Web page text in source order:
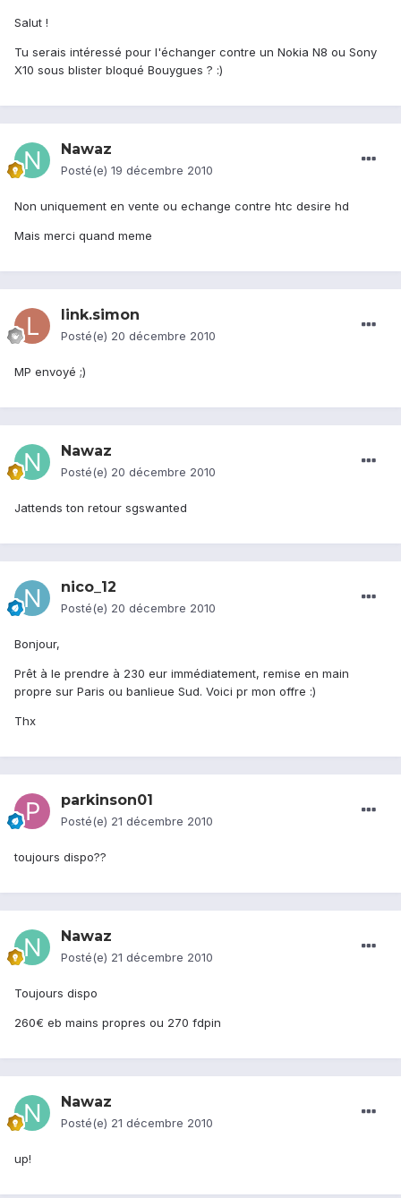
Salut !
Tu serais intéressé pour l'échanger contre un Nokia N8 ou Sony
X10 sous blister bloqué Bouygues ? :)
Nawaz
Posté(e) 19 décembre 2010
Non uniquement en vente ou echange contre htc desire hd
Mais merci quand meme
link.simon
Posté(e) 20 décembre 2010
MP envoyé ;)
Nawaz
Posté(e) 20 décembre 2010
Jattends ton retour sgswanted
nico_12
Posté(e) 20 décembre 2010
Bonjour,
Prêt à le prendre à 230 eur immédiatement, remise en main
propre sur Paris ou banlieue Sud. Voici pr mon offre :)
Thx
parkinson01
Posté(e) 21 décembre 2010
toujours dispo??
Nawaz
Posté(e) 21 décembre 2010
Toujours dispo
260€ eb mains propres ou 270 fdpin
Nawaz
Posté(e) 21 décembre 2010
up!